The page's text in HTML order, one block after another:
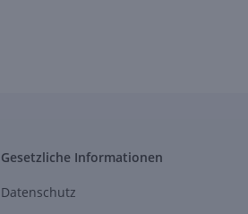
Gesetzliche Informationen
Datenschutz